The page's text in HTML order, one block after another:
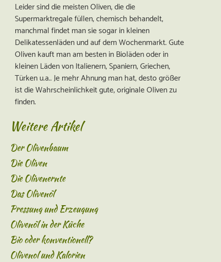
Leider sind die meisten Oliven, die die
Supermarktregale füllen, chemisch behandelt,
manchmal findet man sie sogar in kleinen
Delikatessenläden und auf dem Wochenmarkt. Gute
Oliven kauft man am besten in Bioläden oder in
kleinen Läden von Italienern, Spaniern, Griechen,
Türken u.a.. Je mehr Ahnung man hat, desto größer
ist die Wahrscheinlichkeit gute, originale Oliven zu
finden.
Weitere Artikel
Der Olivenbaum
Die Oliven
Die Olivenernte
Das Olivenöl
Pressung und Erzeugung
Olivenöl in der Küche
Bio oder konventionell?
Olivenol und Kalorien